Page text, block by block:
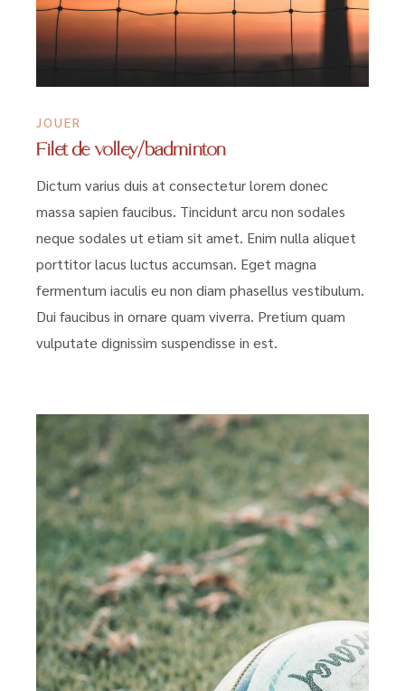
JOUER
Filet de volley/badminton
Dictum varius duis at consectetur lorem donec
massa sapien faucibus. Tincidunt arcu non sodales
neque sodales ut etiam sit amet. Enim nulla aliquet
porttitor lacus luctus accumsan. Eget magna
fermentum iaculis eu non diam phasellus vestibulum.
Dui faucibus in ornare quam viverra. Pretium quam
vulputate dignissim suspendisse in est.